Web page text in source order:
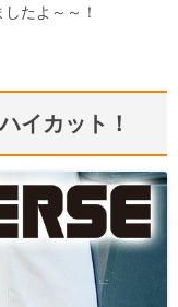
たよ～～！
イカット！